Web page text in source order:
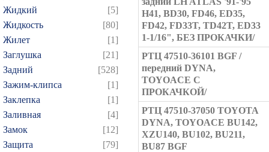
Жидкий
[5]
Жидкость
[80]
Жилет
[1]
Заглушка
[21]
Задний
[528]
Зажим-клипса
[1]
Заклепка
[1]
Заливная
[4]
Замок
[12]
Защита
[79]
H41, BD30, FD46, ED35,
FD42, FD33T, TD42T, ED33
1-1/16", БЕЗ ПРОКАЧКИ/
РТЦ 47510-36101 BGF /
передний DYNA,
TOYOACE С
ПРОКАЧКОЙ/
РТЦ 47510-37050 TOYOTA
DYNA, TOYOACE BU142,
XZU140, BU102, BU211,
BU87 BGF